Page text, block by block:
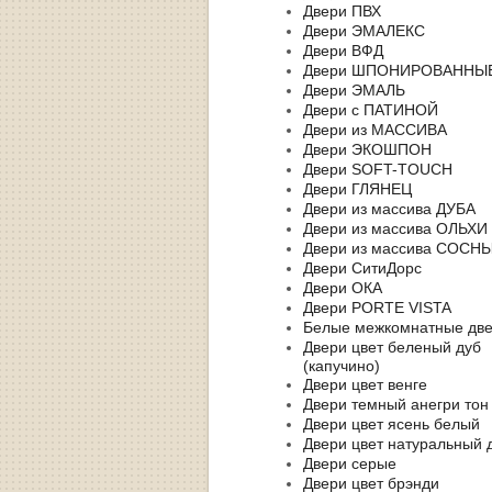
Двери ПВХ
Двери ЭМАЛЕКС
Двери ВФД
Двери
Двери ЭМАЛЬ
Двери с ПАТИНОЙ
Двери из МАССИВА
Двери ЭКОШПОН
Двери SOFT-TOUCH
Двери ГЛЯНЕЦ
Двери из массива ДУБА
Двери из массива ОЛЬХИ
Двери из массива
Двери СитиДорс
Двери ОКА
Двери PORTE VISTA
Белые межкомнатные
Двери цвет беленый дуб
(капучино)
Двери цвет венге
Двери темный анегри
Двери цвет ясень белый
Двери цвет натуральный
Двери серые
Двери цвет брэнди